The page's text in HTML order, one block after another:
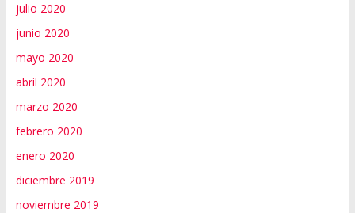
julio 2020
junio 2020
mayo 2020
abril 2020
marzo 2020
febrero 2020
enero 2020
diciembre 2019
noviembre 2019